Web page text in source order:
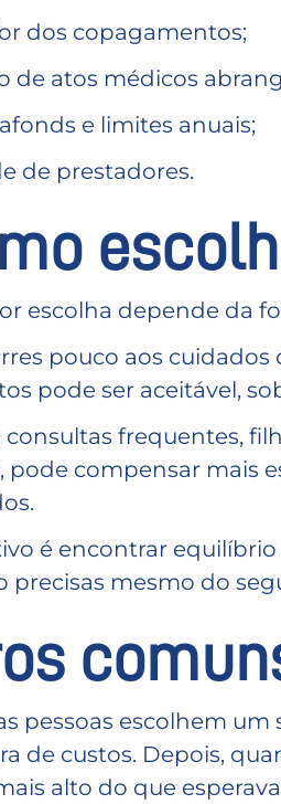
dos copagamentos;
de atos médicos
e limites anuais;
de prestadores.
escolha depende da
pouco aos
pode ser aceitável,
consultas frequentes,
pode compensar mais
é encontrar
precisas mesmo do
pessoas escolhem
de custos. Depois,
alto do que